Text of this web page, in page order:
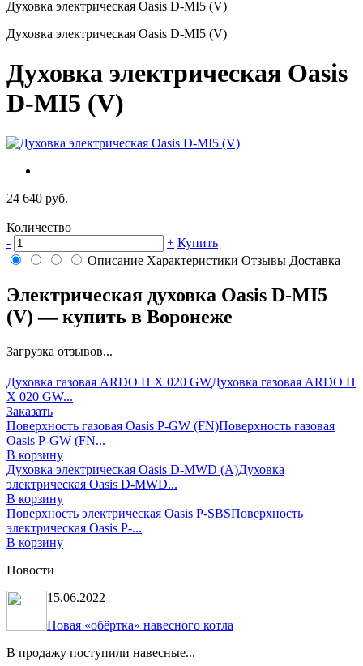
Духовка электрическая Oasis D-MI5 (V)
Духовка электрическая Oasis D-MI5 (V)
Духовка электрическая Oasis
D-MI5 (V)
24 640 руб.
Количество
-
+ Купить
Описание Характеристики Отзывы Доставка
Электрическая духовка Oasis D-MI5
(V) — купить в Воронеже
Загрузка отзывов...
Духовка газовая ARDO H X 020 GWДуховка газовая ARDO H
X 020 GW...
Заказать
Поверхность газовая Oasis P-GW (FN)Поверхность газовая
Oasis P-GW (FN...
В корзину
Духовка электрическая Oasis D-MWD (A)Духовка
электрическая Oasis D-MWD...
В корзину
Поверхность электрическая Oasis P-SBSПоверхность
электрическая Oasis P-...
В корзину
Новости
15.06.2022
Новая «обёртка» навесного котла
В продажу поступили навесные...